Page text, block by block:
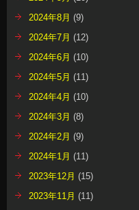
2024年8月 (9)
2024年7月 (12)
2024年6月 (10)
2024年5月 (11)
2024年4月 (10)
2024年3月 (8)
2024年2月 (9)
2024年1月 (11)
2023年12月 (15)
2023年11月 (11)